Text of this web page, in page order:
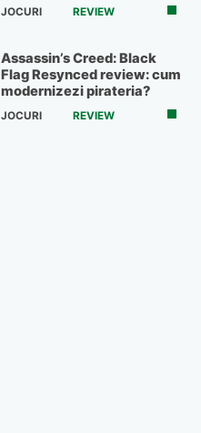
JOCURI REVIEW
Assassin’s Creed: Black
Flag Resynced review: cum
modernizezi pirateria?
JOCURI REVIEW